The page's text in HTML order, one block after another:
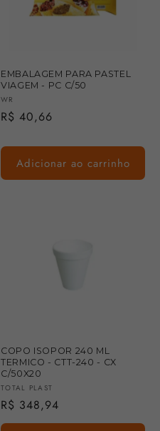
EMBALAGEM PARA PASTEL
VIAGEM - PC C/50
Fornecedor:
WR
Preço
R$ 40,66
Adicionar ao carrinho
COPO ISOPOR 240 ML
TERMICO - CTT-240 - CX
C/50X20
Fornecedor:
TOTAL PLAST
Preço
normal
R$ 348,94